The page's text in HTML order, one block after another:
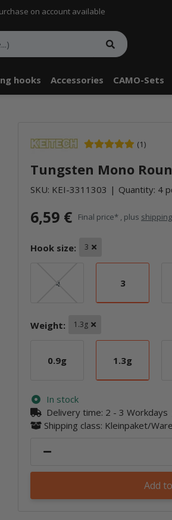
on account available
hooks Accessories CAMO-Sets
(1)
Tungsten Mono
SKU: KEI-3311303 Quantity: 4
6,59 € Final price* , plus
Hook size: 3
4
4 3
3
Weight: 1.3g
0.9g
0.9g 1.3g
1.3g
In stock
Delivery time: 2 - 3 Workdays
Shipping class: Kleinpaket/
Add